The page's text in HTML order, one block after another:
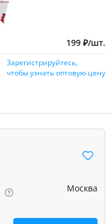
199 ₽/шт.
Зарегистрируйтесь,
чтобы узнать оптовую цену
Москва